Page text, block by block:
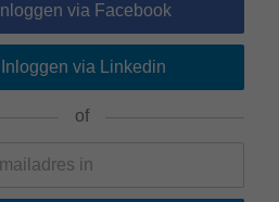
Inloggen via Facebook
Inloggen via Linkedin
of